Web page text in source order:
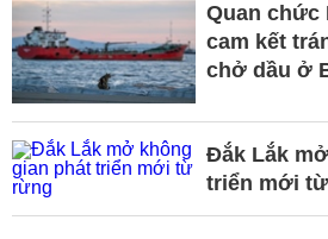
Quan chức
cam kết
chở dầu ở
Đắk Lắk
triển mới